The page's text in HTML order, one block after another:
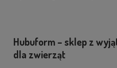
Hubuform – sklep z
dla zwierząt